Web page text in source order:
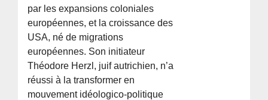
par les expansions coloniales
européennes, et la croissance des
USA, né de migrations
européennes. Son initiateur
Théodore Herzl, juif autrichien, n’a
réussi à la transformer en
mouvement idéologico-politique